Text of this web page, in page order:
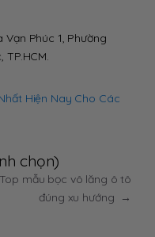
Phúc 1, Phường
Hiện Nay Cho Các
chọn)
Top mẫu bọc vô lăng ô tô
đúng xu hướng
→